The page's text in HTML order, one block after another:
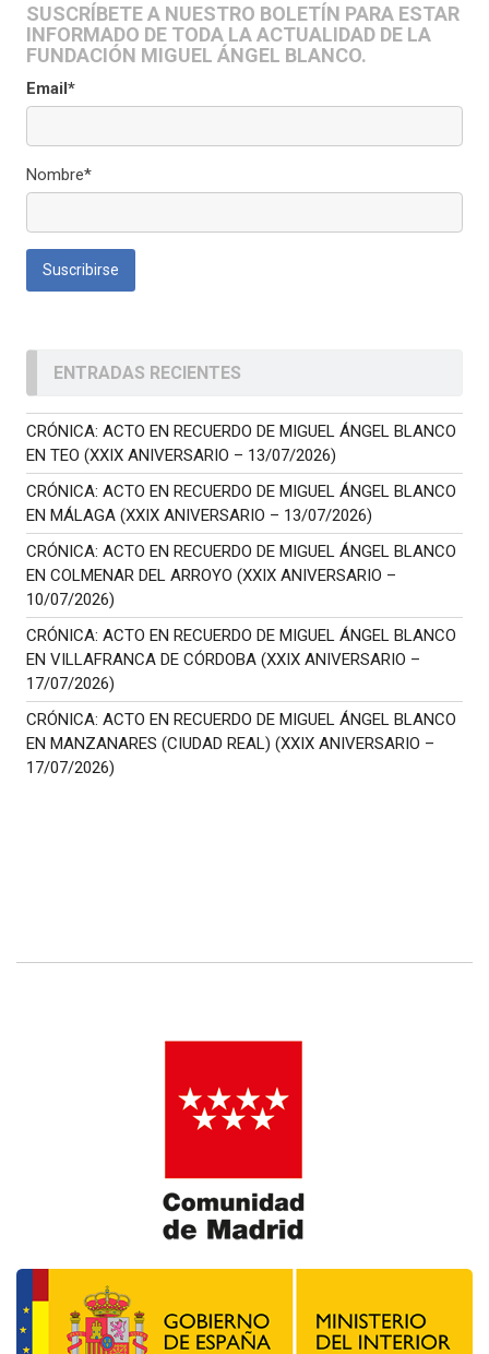
SUSCRÍBETE A NUESTRO BOLETÍN PARA ESTAR
INFORMADO DE TODA LA ACTUALIDAD DE LA
FUNDACIÓN MIGUEL ÁNGEL BLANCO.
Email*
Nombre*
ENTRADAS RECIENTES
CRÓNICA: ACTO EN RECUERDO DE MIGUEL ÁNGEL BLANCO
EN TEO (XXIX ANIVERSARIO – 13/07/2026)
CRÓNICA: ACTO EN RECUERDO DE MIGUEL ÁNGEL BLANCO
EN MÁLAGA (XXIX ANIVERSARIO – 13/07/2026)
CRÓNICA: ACTO EN RECUERDO DE MIGUEL ÁNGEL BLANCO
EN COLMENAR DEL ARROYO (XXIX ANIVERSARIO –
10/07/2026)
CRÓNICA: ACTO EN RECUERDO DE MIGUEL ÁNGEL BLANCO
EN VILLAFRANCA DE CÓRDOBA (XXIX ANIVERSARIO –
17/07/2026)
CRÓNICA: ACTO EN RECUERDO DE MIGUEL ÁNGEL BLANCO
EN MANZANARES (CIUDAD REAL) (XXIX ANIVERSARIO –
17/07/2026)